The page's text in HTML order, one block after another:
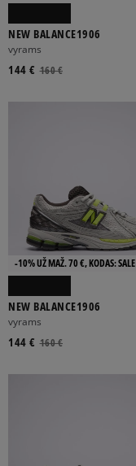
NEW BALANCE1906
vyrams
160 €
144 €
-10% UŽ MAŽ. 70 €, KODAS: SALE
NEW BALANCE1906
vyrams
160 €
144 €